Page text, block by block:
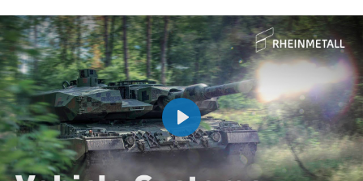
Play